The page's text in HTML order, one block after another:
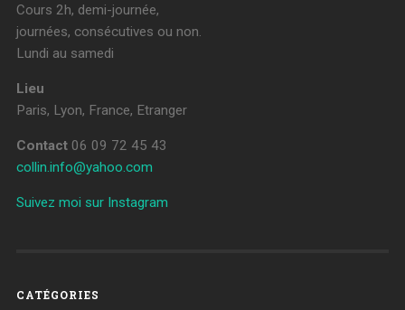
Cours 2h, demi-journée,
journées, consécutives ou non.
Lundi au samedi
Lieu
Paris, Lyon, France, Etranger
Contact 06 09 72 45 43
collin.info@yahoo.com
Suivez moi sur Instagram
CATÉGORIES